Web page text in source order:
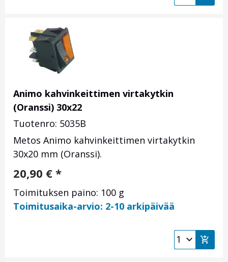
Animo kahvinkeittimen virtakytkin
(Oranssi) 30x22
Tuotenro: 5035B
Metos Animo kahvinkeittimen virtakytkin
30x20 mm (Oranssi).
20,90 € *
Toimituksen paino: 100 g
Toimitusaika-arvio: 2-10 arkipäivää